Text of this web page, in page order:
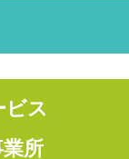
ビス
所